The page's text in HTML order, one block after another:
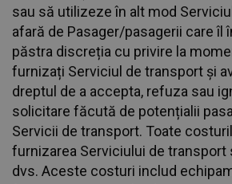
sau să utilizeze în alt mod
afară de Pasager/pasagerii care îl
păstra discreția cu privire la
furnizați Serviciul de transport și
dreptul de a accepta, refuza sau
solicitare făcută de potențialii
Servicii de transport. Toate
furnizarea Serviciului de transport
dvs. Aceste costuri includ